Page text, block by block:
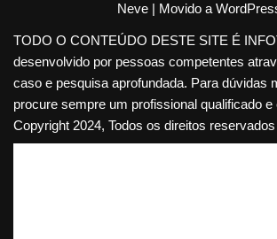
Neve| Movido a
TODO O CONTEÚDO DESTE SITE É
desenvolvido por pessoas competentes
caso e pesquisa aprofundada. Para dúvidas
procure sempre um profissional qualificado
Copyright 2024, Todos os direitos